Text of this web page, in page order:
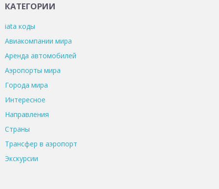
КАТЕГОРИИ
iata коды
Авиакомпании мира
Аренда автомобилей
Аэропорты мира
Города мира
Интересное
Направления
Страны
Трансфер в аэропорт
Экскурсии